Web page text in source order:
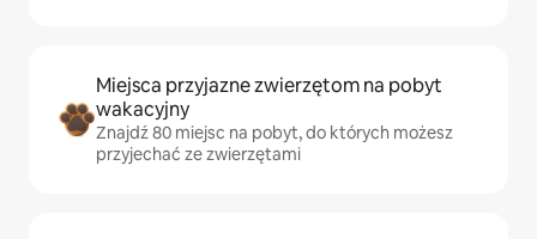
Miejsca przyjazne zwierzętom na pobyt
wakacyjny
Znajdź 80 miejsc na pobyt, do których możesz
przyjechać ze zwierzętami